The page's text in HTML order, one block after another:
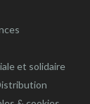
et solidaire